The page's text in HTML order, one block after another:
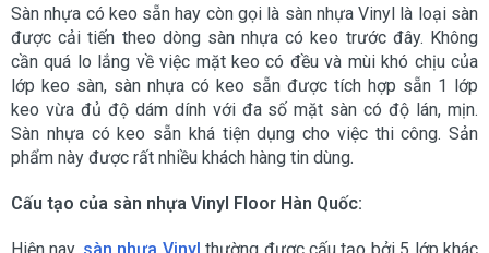
Sàn nhựa có keo sẵn hay còn gọi là sàn nhựa Vinyl là loại sàn
được cải tiến theo dòng sàn nhựa có keo trước đây. Không
cần quá lo lắng về việc mặt keo có đều và mùi khó chịu của
lớp keo sàn, sàn nhựa có keo sẵn được tích hợp sẵn 1 lớp
keo vừa đủ độ dám dính với đa số mặt sàn có độ lán, mịn.
Sàn nhựa có keo sẵn khá tiện dụng cho việc thi công. Sản
phẩm này được rất nhiều khách hàng tin dùng.
Cấu tạo của sàn nhựa Vinyl Floor Hàn Quốc: